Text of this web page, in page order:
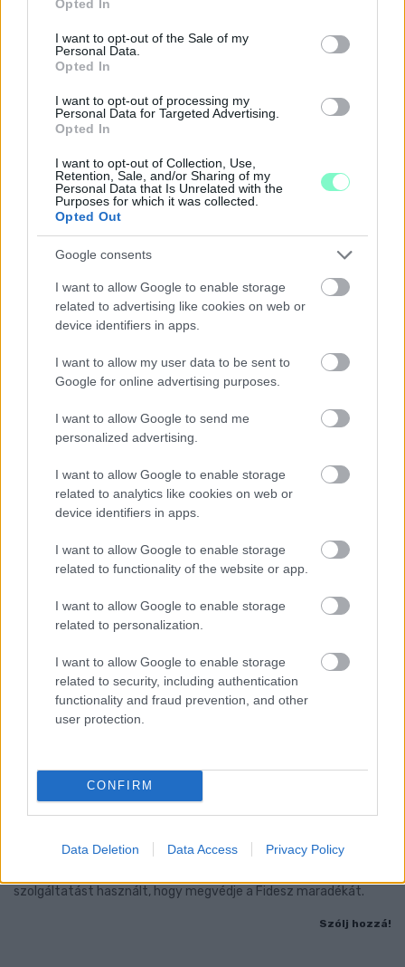
use your data for below specified purposes in below Google
consent section.
Opted In
I want to opt-out of the Sale of my
Personal Data.
Opted In
I want to opt-out of processing my
Personal Data for Targeted Advertising.
Opted In
I want to opt-out of Collection, Use,
Retention, Sale, and/or Sharing of my
Personal Data that Is Unrelated with the
Purposes for which it was collected.
Opted Out
Google consents
I want to allow Google to enable storage
related to advertising like cookies on web or
device identifiers in apps.
I want to allow my user data to be sent to
Google for online advertising purposes.
I want to allow Google to send me
personalized advertising.
I want to allow Google to enable storage
related to analytics like cookies on web or
device identifiers in apps.
I want to allow Google to enable storage
related to functionality of the website or app.
I want to allow Google to enable storage
related to personalization.
I want to allow Google to enable storage
related to security, including authentication
functionality and fraud prevention, and other
user protection.
CONFIRM
Data Deletion Data Access Privacy Policy
A RÓMAIAKTÓL AZ AGYAGKATONÁKIG –
TÁRLATVEZETÉSEK, WORKSHOP ÉS
KÖZÖNSÉGTALÁLKOZÓ VÁRJA A LÁTOGATÓKAT A
GYŐRI RÓMER MÚZEUMBAN
hét második felére, a hőségriadó idején ráadásul a Várkazamata
– Kőtár is díjmentesen látogatható.
Szólj hozzá!
CZUNYINÉ HARCA A GMAIL ÉS AZ ÖNKÉNY ELLEN
- LETILTOTTA A GOOGLE A VÉDVONAL LEVELEZŐ
szolgáltatást használt, hogy megvédje a Fidesz maradékát.
Szólj hozzá!